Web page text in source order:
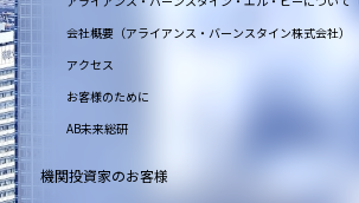
会社概要（アライアンス・バーンスタイン株式会社）
アクセス
お客様のために
AB未来総研
機関投資家のお客様